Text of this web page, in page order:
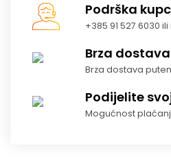
Podrška
+385 91 527 6030 ili
Brza dostava
Brza dostava
Podijelite
Mogućnost